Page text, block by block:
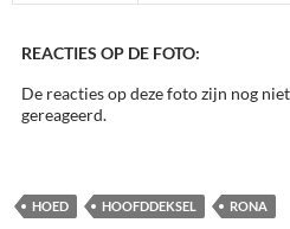
REACTIES OP DE FOTO:
De reacties op deze foto zijn nog
gereageerd.
HOED HOOFDDEKSEL RONA